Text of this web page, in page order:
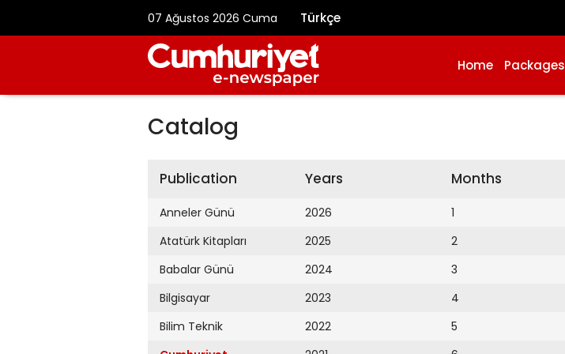
07 Ağustos 2026 Cuma Türkçe
Home Packages
Catalog
Publication
Anneler Günü
Atatürk Kitapları
Babalar Günü
Bilgisayar
Bilim Teknik
Years
2026
2025
2024
2023
2022
Months
1
2
3
4
5